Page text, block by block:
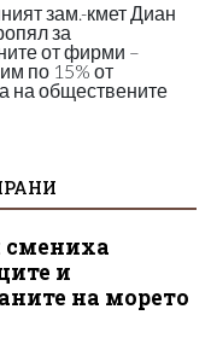
зам.-кмет Диан
за
от фирми –
по 15% от
на обществените
и
на морето